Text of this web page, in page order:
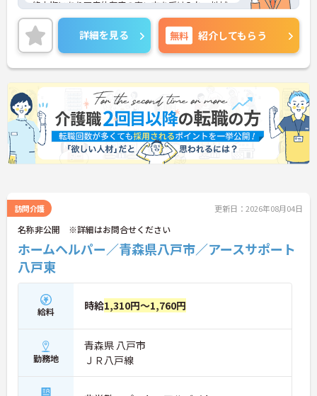
終末期にあり医療依存度の高い方を受け入れ、地域
医療を支える社会的意義の高い事業を推進していま
す。現場には看護師が24時間常駐しています。急変
時の対応や医療行為は看護師が担当するため、初任
者研修や実務者研修の方も食事介助や入浴介助など
の生活を支えるケアに専念できる環境です。多職種
で情報を共有し、一人で判断を抱え込まないチーム
連携の体制がしっかりと整っています。働き方の面
では、夜勤明けの翌日が原則として公休となるほ
か、月平均の残業時間も5時間から7時間程度とかな
り少なめです。常勤スタッフの比率が90パーセント
を超えているため急な勤務変更が発生しにくく、あ
らかじめ決められた訪問予定表に沿って規則正しく
専門性を着実に深めていける環境が用意されていま
★おすすめPOINT★
＜個別ＯＪＴとチーム連携で着実に成長！＞
・入職後はお一人おひとりの習熟度に合わせた個別
のＯＪＴ研修を実施し、ｅラーニングを用いた学習
の機会も提供されます
・施設内には看護師が24時間常駐しており、急変時
・介護スタッフと看護スタッフの比率が1対1で相談
しやすく、初任者研修や実務者研修からでも着実に
専門性を高められます
＜残業月7時間以下で身体の負担を軽減！＞
詳細を見る 無料 紹介してもらう
訪問介護 更新日：2026年08月04日
名称非公開 ※詳細はお問合せください
ホームヘルパー／青森県八戸市／アースサポート
八戸東
給料 時給1,310円～1,760円
勤務地
青森県 八戸市
ＪＲ八戸線